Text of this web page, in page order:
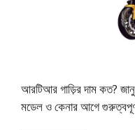
আরটিআর গাড়ির দাম কত?
মডেল ও কেনার আগে